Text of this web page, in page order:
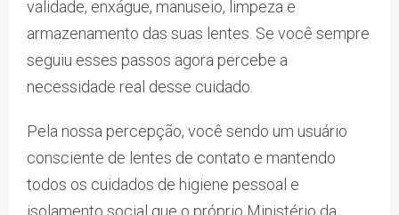
validade, enxágue, manuseio, limpeza e
armazenamento das suas lentes. Se você sempre
seguiu esses passos agora percebe a
necessidade real desse cuidado.
Pela nossa percepção, você sendo um usuário
consciente de lentes de contato e mantendo
todos os cuidados de higiene pessoal e